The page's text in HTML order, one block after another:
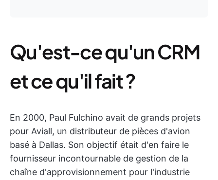
Qu'est-ce qu'un CRM
et ce qu'il fait ?
En 2000, Paul Fulchino avait de grands projets
pour Aviall, un distributeur de pièces d'avion
basé à Dallas. Son objectif était d'en faire le
fournisseur incontournable de gestion de la
chaîne d'approvisionnement pour l'industrie